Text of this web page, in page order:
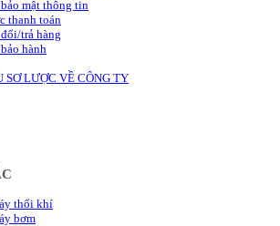
mật thông tin
thanh toán
trả hàng
hành
SƠ LƯỢC VỀ CÔNG TY
thổi khí
bơm